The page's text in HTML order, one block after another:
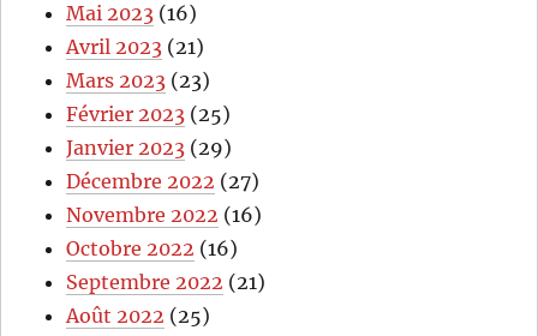
Mai 2023 (16)
Avril 2023 (21)
Mars 2023 (23)
Février 2023 (25)
Janvier 2023 (29)
Décembre 2022 (27)
Novembre 2022 (16)
Octobre 2022 (16)
Septembre 2022 (21)
Août 2022 (25)